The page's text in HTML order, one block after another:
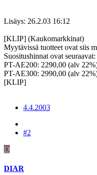
Lisäys: 26.2.03 16:12
[KLIP] (Kaukomarkkinat)
Myytävissä tuotteet ovat siis
Suositushinnat ovat seuraavat:
PT-AE200: 2290,00 (alv
PT-AE300: 2990,00 (alv
[KLIP]
4.4.2003
#2
D
DIAR